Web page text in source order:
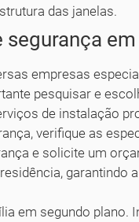
das janelas.
em
empresas
pesquisar e
de instalação
verifique as
e solicite um
garantindo
em segundo plano.